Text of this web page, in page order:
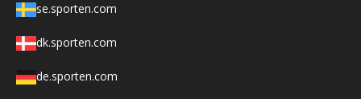
se.sporten.com
dk.sporten.com
de.sporten.com